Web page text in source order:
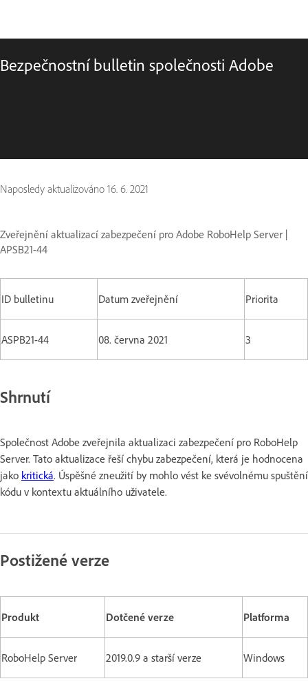
Bezpečnostní bulletin společnosti Adobe
Naposledy aktualizováno 16. 6. 2021
Zveřejnění aktualizací zabezpečení pro Adobe RoboHelp Server |
APSB21-44
ID bulletinu Datum zveřejnění Priorita
ASPB21-44 08. června 2021 3
Shrnutí
Společnost Adobe zveřejnila aktualizaci zabezpečení pro RoboHelp
Server. Tato aktualizace řeší chybu zabezpečení, která je hodnocena
jako kritická. Úspěšné zneužití by mohlo vést ke svévolnému spuštění
kódu v kontextu aktuálního uživatele.
Postižené verze
Produkt Dotčené verze Platforma
RoboHelp Server 2019.0.9 a starší verze Windows